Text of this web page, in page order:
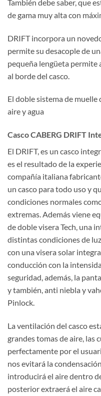
También debe saber, que
de gama muy alta con
DRIFT incorpora un
permite su desacople de
pequeña lengüeta
al borde del casco.
El doble sistema de
aire y agua
Casco CABERG DRIFT
El DRIFT, es un casco
es el resultado de la
compañía italiana
un casco para todo uso y
condiciones normales
extremas. Además viene
de doble visera Tech, una
distintas condiciones de
con una visera solar
conducción con la
seguridad, además, la
y también, anti niebla y
Pinlock.
La ventilación del casco
grandes tomas de aire, las
perfectamente por el
nos evitará la
introducirá el aire dentro
posterior extraerá el aire